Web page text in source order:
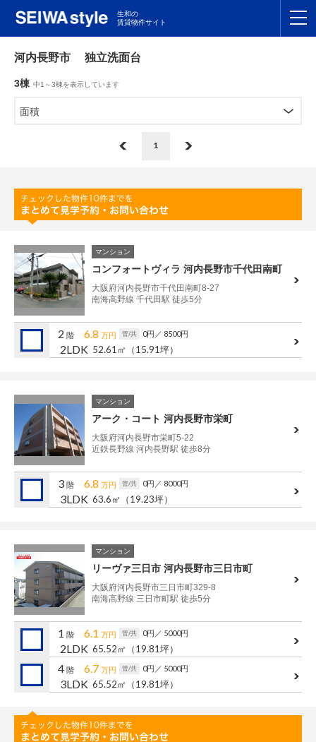
生和の
賃貸物件サイト
TOP
関東TOP
九州TOP
支店一覧
SEIWAの管理
お友達紹介特典
管理建物一覧
プライバシー
ポリシー
閉じる
河内長野市 独立洗面台
3棟 中1～3棟を表示しています
面積
1
マンション
コンフォートヴィラ 河内長野市千代田南町
大阪府河内長野市千代田南町8-27
南海高野線 千代田駅 徒歩5分
2 階 6.8 万円 管/共 0円 ／ 8500円
2LDK 52.61㎡ （15.91坪）
マンション
アーク・コート 河内長野市栄町
大阪府河内長野市栄町5-22
近鉄長野線 河内長野駅 徒歩8分
3 階 6.8 万円 管/共 0円 ／ 8000円
3LDK 63.6㎡ （19.23坪）
マンション
リーヴァ三日市 河内長野市三日市町
大阪府河内長野市三日市町329-8
南海高野線 三日市町駅 徒歩5分
1 階 6.1 万円 管/共 0円 ／ 5000円
2LDK 65.52㎡ （19.81坪）
4 階 6.7 万円 管/共 0円 ／ 5000円
3LDK 65.52㎡ （19.81坪）